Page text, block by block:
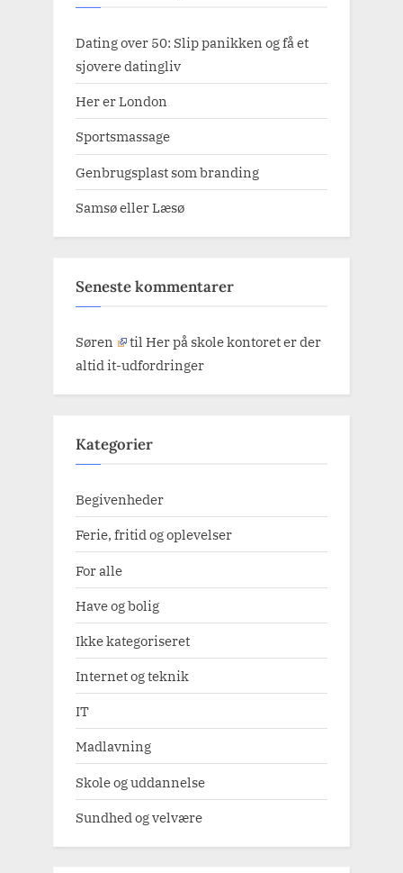
Dating over 50: Slip panikken og få et
sjovere datingliv
Her er London
Sportsmassage
Genbrugsplast som branding
Samsø eller Læsø
Seneste kommentarer
Søren til Her på skole kontoret er der
altid it-udfordringer
Kategorier
Begivenheder
Ferie, fritid og oplevelser
For alle
Have og bolig
Ikke kategoriseret
Internet og teknik
IT
Madlavning
Skole og uddannelse
Sundhed og velvære